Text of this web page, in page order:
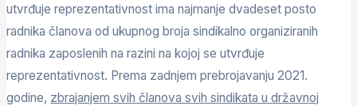
utvrđuje reprezentativnost ima najmanje dvadeset posto
radnika članova od ukupnog broja sindikalno organiziranih
radnika zaposlenih na razini na kojoj se utvrđuje
reprezentativnost. Prema zadnjem prebrojavanju 2021.
godine, zbrajanjem svih članova svih sindikata u državnoj